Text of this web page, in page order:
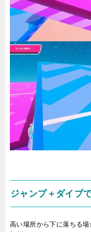
ジャンプ＋ダイブ
高い場所から下に落ちる場